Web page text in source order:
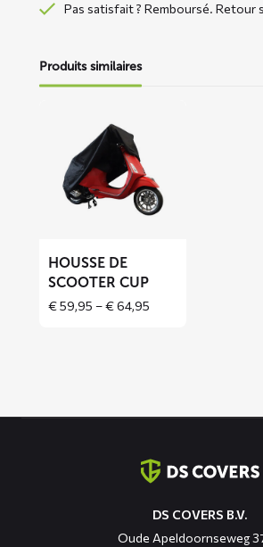
Pas satisfait ? Remboursé. Retour
Produits similaires
Housse
CUP
HOUSSE DE
SCOOTER CUP
€59,95 –€64,95
DS COVERS B.V.
Oude Apeldoornseweg